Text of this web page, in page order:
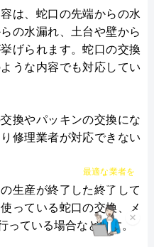
。トイレ、お風呂、キ
排水口・排水管つまり
間は7:00～22:00です。
るので、週末や祝日で
けると、受付から最短
しても迅速に対応して
料金から1,000円割引
は0円。排水管修理費
挑戦しているので、良
は、蛇口の先端からの水
の水漏れ、土台や壁から
げられます。蛇口の交換
うな内容でも対応してい
換やパッキンの交換にな
修理業者が対応できない
生産が終了した終了して
っている蛇口の交換、メ
っている場合などです。 ×
チャット診断で
最適な業者を
ご提案